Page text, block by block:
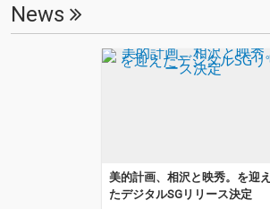
News
美的計画、相沢と映秀。を迎え
たデジタルSGリリース決定